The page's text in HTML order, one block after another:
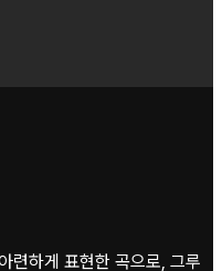
련하게 표현한 곡으로, 그루